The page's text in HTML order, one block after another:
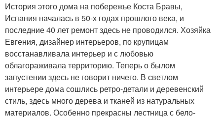
История этого дома на побережье Коста Бравы,
Испания началась в 50-х годах прошлого века, и
последние 40 лет ремонт здесь не проводился. Хозяйка
Евгения, дизайнер интерьеров, по крупицам
восстанавливала интерьер и с любовью
облагораживала территорию. Теперь о былом
запустении здесь не говорит ничего. В светлом
интерьере дома сошлись ретро-детали и деревенский
стиль, здесь много дерева и тканей из натуральных
материалов. Особенно прекрасны лестница с бело-